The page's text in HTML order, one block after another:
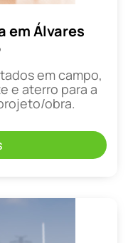
em Álvares
em campo,
e aterro para a
obra.